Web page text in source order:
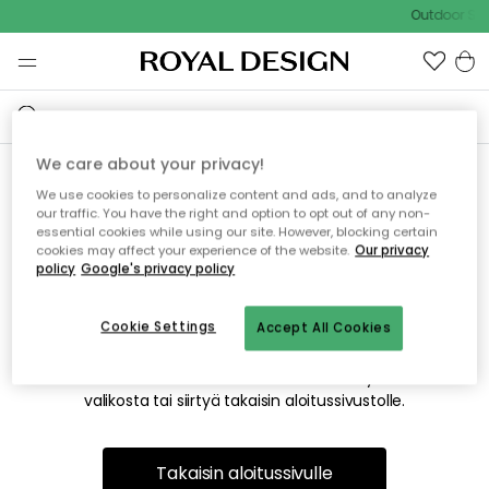
Outdoor
Emme valitettavasti löydä
etsimääsi sivua
Tämä voi johtua siitä, että sivua ei enää ole tai siitä, että se
on siirretty muualle. Pahoittelemme tästä mahdollisesti
valikosta tai siirtyä takaisin aloitussivustolle.
Takaisin aloitussivulle
We care about your privacy!
We use cookies to personalize content and ads, and to analyze
our traffic. You have the right and option to opt out of any non-
essential cookies while using our site. However, blocking certain
cookies may affect your experience of the website. Our privacy
policy Google's privacy policy
Accept All Cookies
Cookie Settings